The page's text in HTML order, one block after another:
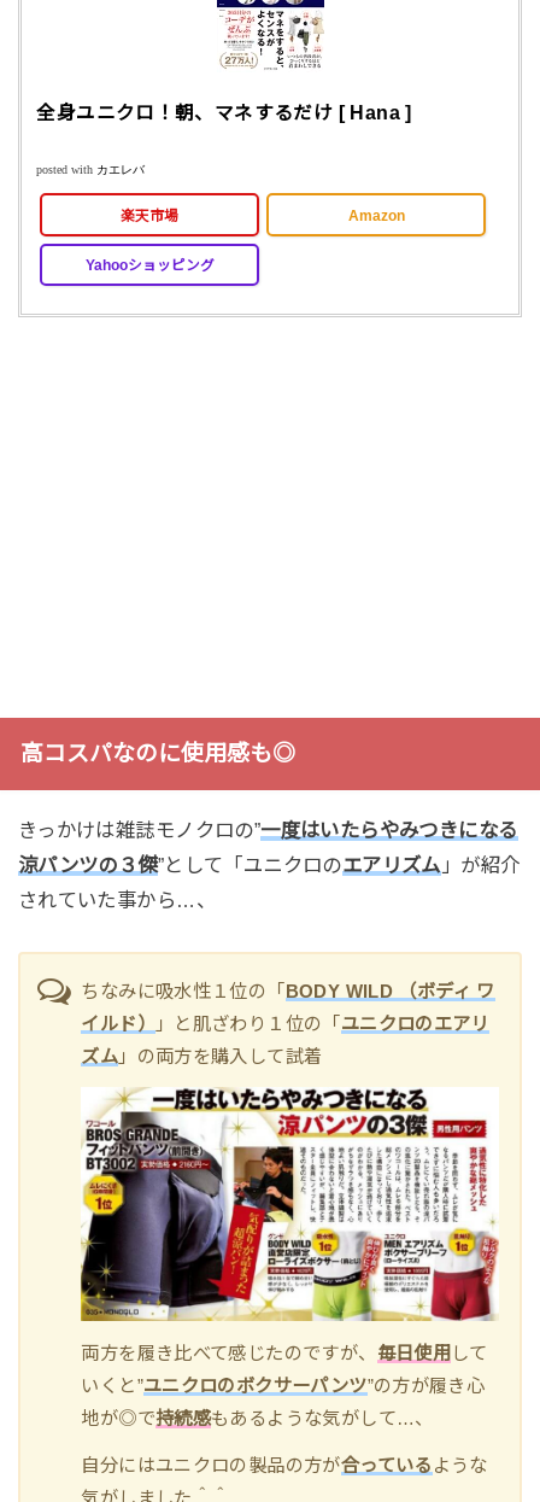
全身ユニクロ！朝、マネするだけ [ Hana ]
posted with カエレバ
楽天市場 Amazon
Yahooショッピング
高コスパなのに使用感も◎
きっかけは雑誌モノクロの”一度はいたらやみつきになる
涼パンツの３傑”として「ユニクロのエアリズム 」が紹介
されていた事から…、
ちなみに吸水性１位の「 BODY WILD （ボディ ワ
イルド）
」と肌ざわり１位の「 ユニクロのエアリ
ズム 」の両方を購入して試着
両方を履き比べて感じたのですが、 毎日使用 して
いくと”ユニクロのボクサーパンツ”の方が履き心
地が◎で持続感もあるような気がして…、
自分にはユニクロの製品の方が合っている ような
気がしました＾＾